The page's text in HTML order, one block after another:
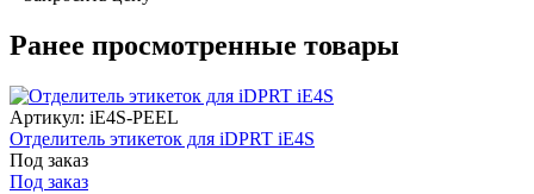
Ранее просмотренные товары
Артикул: iE4S-PEEL
Отделитель этикеток для iDPRT iE4S
Под заказ
Под заказ